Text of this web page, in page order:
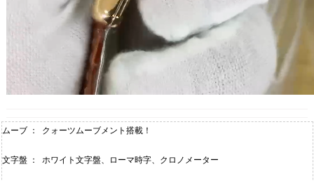
ムーブ ： クォーツムーブメント搭載！
文字盤 ： ホワイト文字盤、ローマ時字、クロノメーター